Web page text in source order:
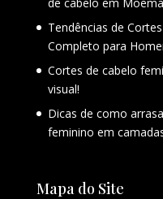
de cabelo em
Tendências de
Completo para
Cortes de cabelo
visual!
Dicas de como
feminino em
Mapa do Site